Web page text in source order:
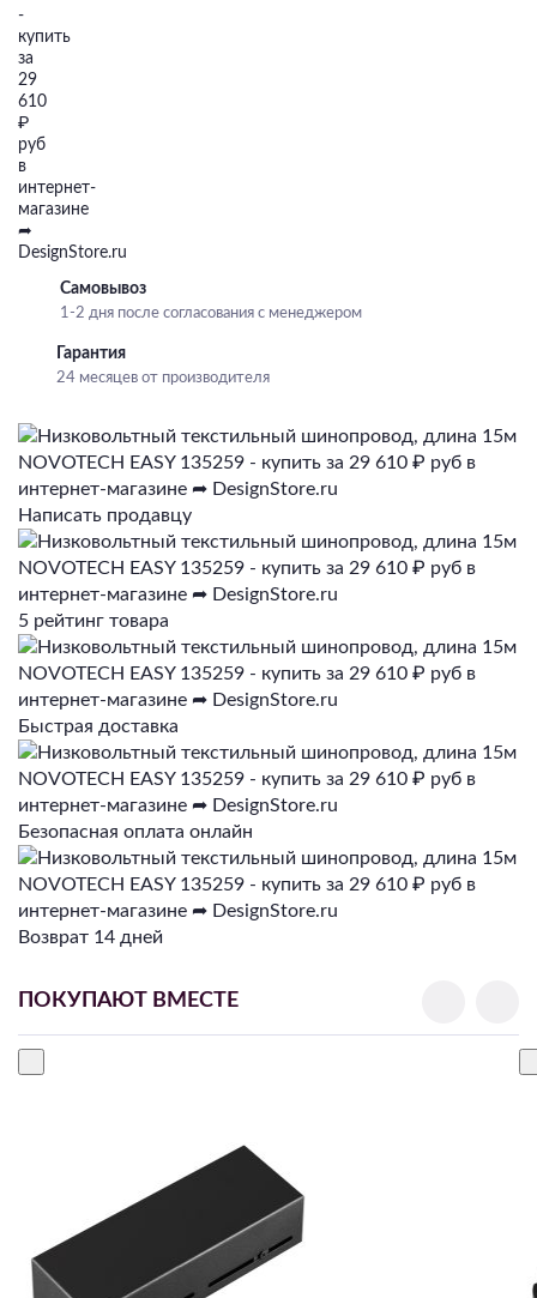
Самовывоз
1-2 дня после согласования с менеджером
Гарантия
24 месяцев от производителя
Написать продавцу
5 рейтинг товара
Быстрая доставка
Безопасная оплата онлайн
Возврат 14 дней
ПОКУПАЮТ ВМЕСТЕ